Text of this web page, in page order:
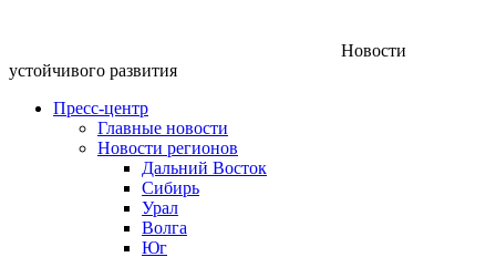
Новости
устойчивого развития
Пресс-центр
Главные новости
Новости регионов
Дальний Восток
Сибирь
Урал
Волга
Юг